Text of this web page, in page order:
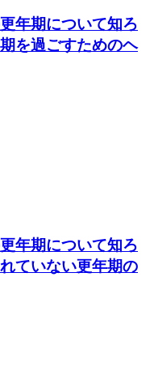
年期について知ろ
を過ごすためのヘ
年期について知ろ
ていない更年期の